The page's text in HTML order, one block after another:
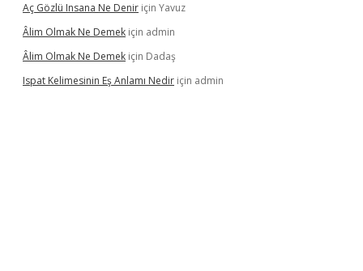
Aç Gözlü Insana Ne Denir için Yavuz
Âlim Olmak Ne Demek için admin
Âlim Olmak Ne Demek için Dadaş
Ispat Kelimesinin Eş Anlamı Nedir için admin